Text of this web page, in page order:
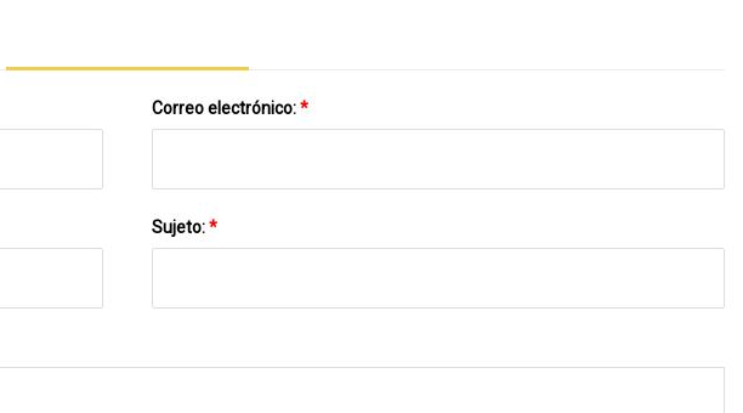
Correo electrónico:*
Sujeto:*